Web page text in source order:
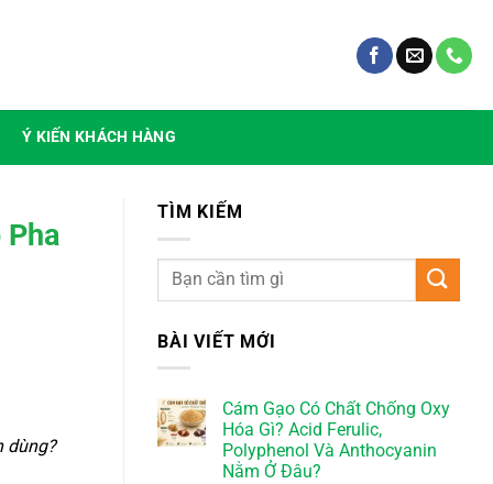
Ý KIẾN KHÁCH HÀNG
dùng?
TÌM KIẾM
BÀI VIẾT MỚI
Cám Gạo Có Chất Chống Oxy
Hóa Gì? Acid Ferulic,
Polyphenol Và Anthocyanin
Nằm Ở Đâu?